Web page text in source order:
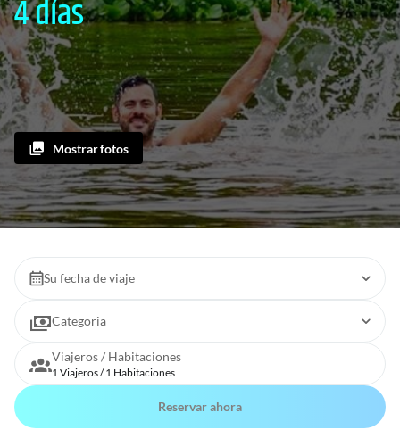
4 días
Mostrar fotos
Su fecha de viaje
Categoria
Viajeros / Habitaciones
1 Viajeros / 1 Habitaciones
Reservar ahora